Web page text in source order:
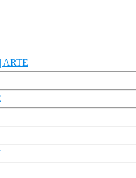
ARTE